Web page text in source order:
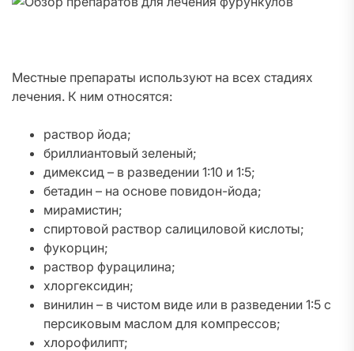
Местные препараты используют на всех стадиях
лечения. К ним относятся:
раствор йода;
бриллиантовый зеленый;
димексид – в разведении 1:10 и 1:5;
бетадин – на основе повидон-йода;
мирамистин;
спиртовой раствор салициловой кислоты;
фукорцин;
раствор фурацилина;
хлоргексидин;
винилин – в чистом виде или в разведении 1:5 с
персиковым маслом для компрессов;
хлорофилипт;